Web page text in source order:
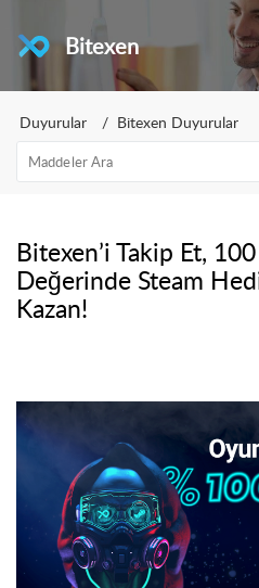
Bitexen
Duyurular Bitexen Duyurular
Bitexen’i Takip Et,
Değerinde Steam
Kazan!